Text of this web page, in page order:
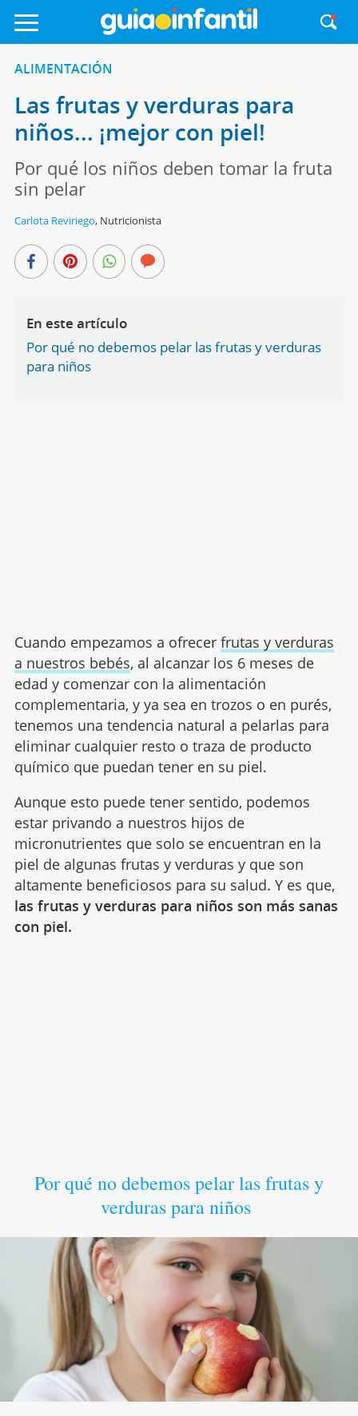
ALIMENTACIÓN
Las frutas y verduras para
niños... ¡mejor con piel!
Por qué los niños deben tomar la fruta
sin pelar
Carlota Reviriego, Nutricionista
En este artículo
Por qué no debemos pelar las frutas y verduras
para niños
Cuando empezamos a ofrecer frutas y verduras
a nuestros bebés, al alcanzar los 6 meses de
edad y comenzar con la alimentación
complementaria, y ya sea en trozos o en purés,
tenemos una tendencia natural a pelarlas para
eliminar cualquier resto o traza de producto
químico que puedan tener en su piel.
Aunque esto puede tener sentido, podemos
estar privando a nuestros hijos de
micronutrientes que solo se encuentran en la
piel de algunas frutas y verduras y que son
altamente beneficiosos para su salud. Y es que,
las frutas y verduras para niños son más sanas
con piel.
Por qué no debemos pelar las frutas y
verduras para niños